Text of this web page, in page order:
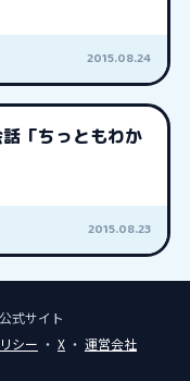
2015.08.24
「ちっともわか
2015.08.23
式サイト
シー ・ X ・ 運営会社